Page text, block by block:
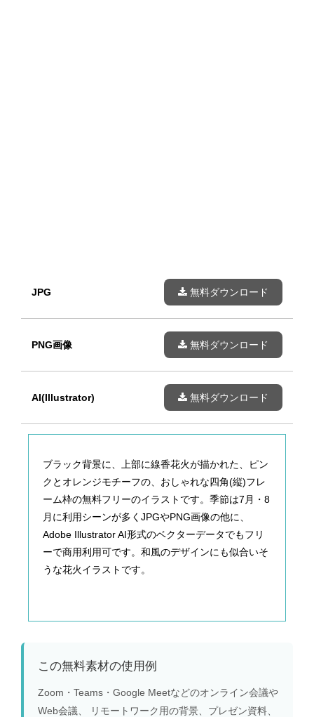
JPG 無料ダウンロード
PNG画像 無料ダウンロード
AI(Illustrator) 無料ダウンロード
ブラック背景に、上部に線香花火が描かれた、ピン
クとオレンジモチーフの、おしゃれな四角(縦)フレ
ーム枠の無料フリーのイラストです。季節は7月・8
月に利用シーンが多くJPGやPNG画像の他に、
Adobe Illustrator AI形式のベクターデータでもフリ
ーで商用利用可です。和風のデザインにも似合いそ
うな花火イラストです。
この無料素材の使用例
Zoom・Teams・Google Meetなどのオンライン会議や
Web会議、 リモートワーク用の背景、プレゼン資料、